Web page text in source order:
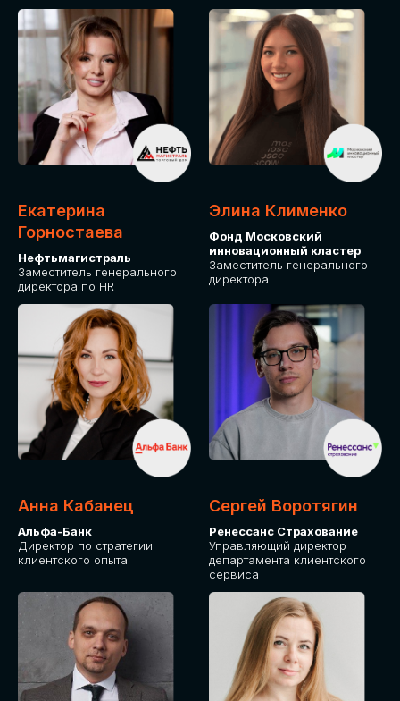
Екатерина
Горностаева
Нефтьмагистраль
Заместитель генерального
директора по HR
Элина Клименко
Фонд Московский
инновационный кластер
Заместитель генерального
директора
Анна Кабанец
Альфа-Банк
Директор по стратегии
клиентского опыта
Сергей Воротягин
Ренессанс Страхование
Управляющий директор
департамента клиентского
сервиса
Приглашаем стать партнером GLOBAL
TECH FORUM и презентовать ваши
решения целевой аудитории. Будем
рады сотрудничеству!
СТАНЬТЕ
ЭКСПОНЕНТОМ
ПОДАТЬ ЗАЯВКУ
IT Solutions for Business
СТОИМОСТЬ
УЧАСТИЯ